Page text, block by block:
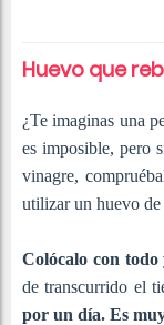
Huevo que
¿Te imaginas una
es imposible, pero
vinagre,
utilizar un huevo de
Colócalo con
de transcurrido el
por un día. Es